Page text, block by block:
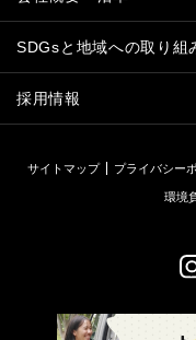
SDGsと地域への取り組
採用情報
サイトマップ プライバシー
環境